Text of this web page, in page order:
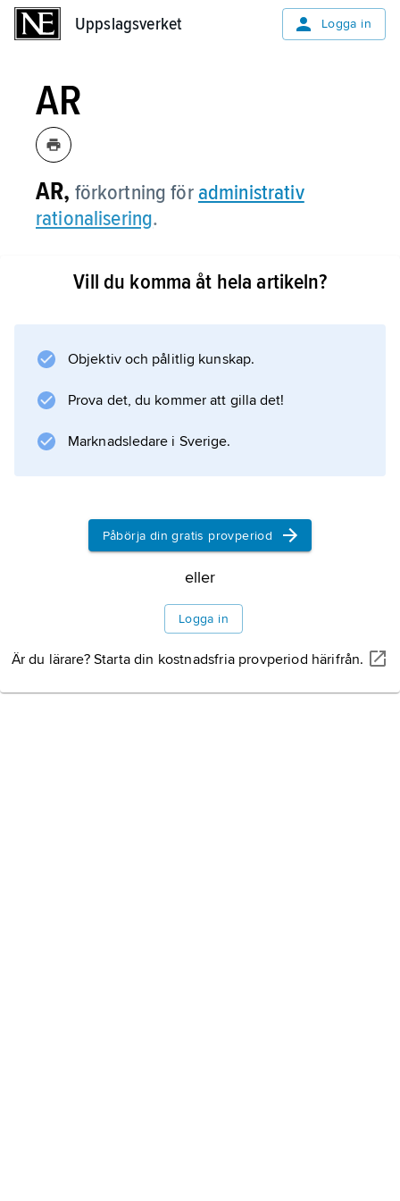
Uppslagsverket Logga in
AR
AR, förkortning för administrativ
rationalisering.
Vill du komma åt hela artikeln?
Objektiv och pålitlig kunskap.
Prova det, du kommer att gilla det!
Marknadsledare i Sverige.
Påbörja din gratis provperiod
eller
Logga in
Är du lärare? Starta din kostnadsfria provperiod härifrån.